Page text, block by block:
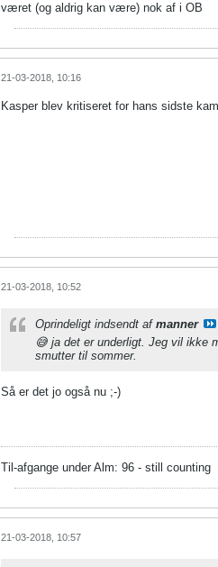
været (og aldrig kan være) nok af i OB
21-03-2018, 10:16
Kasper blev kritiseret for hans sidste
21-03-2018, 10:52
Oprindeligt indsendt af manner
😅 ja det er underligt. Jeg vil ikke
smutter til sommer.
Så er det jo også nu ;-)
Til-afgange under Alm: 96 - still counting
21-03-2018, 10:57